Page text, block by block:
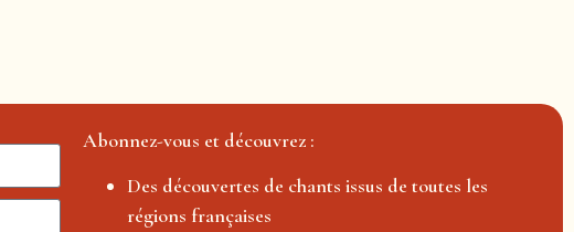
Abonnez-vous et découvrez :
Des découvertes de chants issus de toutes les
régions françaises